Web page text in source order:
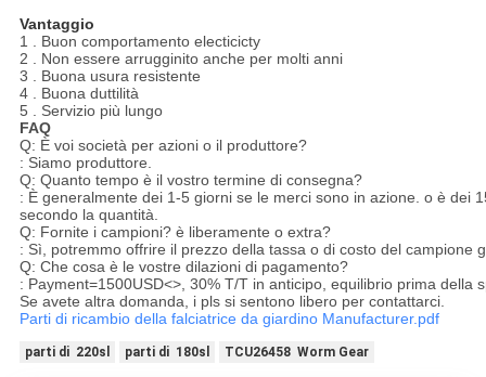
Vantaggio
1 . Buon comportamento electicicty
2 . Non essere arrugginito anche per molti anni
3 . Buona usura resistente
4 . Buona duttilità
5 . Servizio più lungo
FAQ
Q: È voi società per azioni o il produttore?
: Siamo produttore.
Q: Quanto tempo è il vostro termine di consegna?
: È generalmente dei 1-5 giorni se le merci sono in azione. o è dei
secondo la quantità.
Q: Fornite i campioni? è liberamente o extra?
: Sì, potremmo offrire il prezzo della tassa o di costo del campione
Q: Che cosa è le vostre dilazioni di pagamento?
: Payment=1500USD<>, 30% T/T in anticipo, equilibrio prima della
Se avete altra domanda, i pls si sentono libero per contattarci.
Parti di ricambio della falciatrice da giardino Manufacturer.pdf
parti di 220sl parti di 180sl TCU26458 Worm Gear